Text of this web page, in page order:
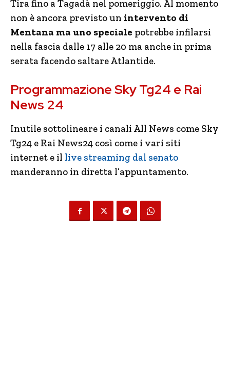
Tira fino a Tagadà nel pomeriggio. Al momento
non è ancora previsto un intervento di
Mentana ma uno speciale potrebbe infilarsi
nella fascia dalle 17 alle 20 ma anche in prima
serata facendo saltare Atlantide.
Programmazione Sky Tg24 e Rai
News 24
Inutile sottolineare i canali All News come Sky
Tg24 e Rai News24 così come i vari siti
internet e il live streaming dal senato
manderanno in diretta l’appuntamento.